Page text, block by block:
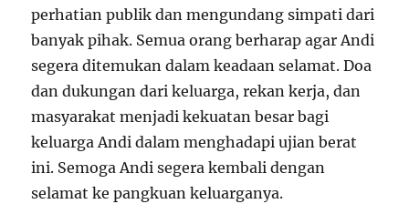
perhatian publik dan mengundang simpati dari
banyak pihak. Semua orang berharap agar Andi
segera ditemukan dalam keadaan selamat. Doa
dan dukungan dari keluarga, rekan kerja, dan
masyarakat menjadi kekuatan besar bagi
keluarga Andi dalam menghadapi ujian berat
ini. Semoga Andi segera kembali dengan
selamat ke pangkuan keluarganya.